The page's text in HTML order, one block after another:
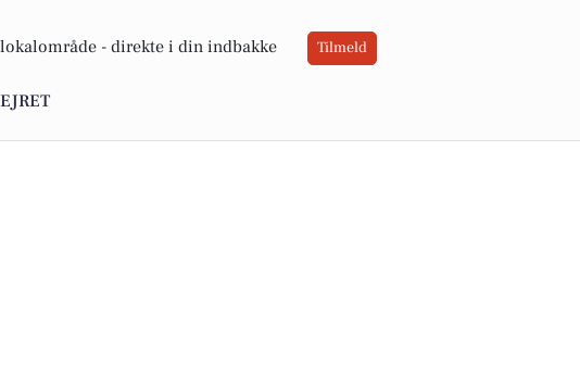
lokalområde - direkte i din indbakke Tilmeld